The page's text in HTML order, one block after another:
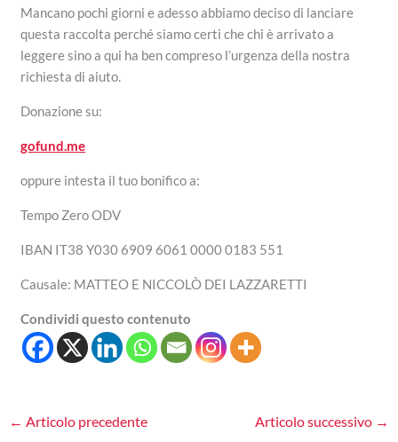
Mancano pochi giorni e adesso abbiamo deciso di lanciare
questa raccolta perché siamo certi che chi è arrivato a
leggere sino a qui ha ben compreso l’urgenza della nostra
richiesta di aiuto.
Donazione su:
gofund.me
oppure intesta il tuo bonifico a:
Tempo Zero ODV
IBAN IT38 Y030 6909 6061 0000 0183 551
Causale: MATTEO E NICCOLÒ DEI LAZZARETTI
Condividi questo contenuto
← Articolo precedente Articolo successivo →